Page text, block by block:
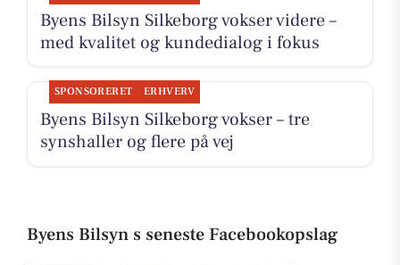
Byens Bilsyn Silkeborg vokser videre –
med kvalitet og kundedialog i fokus
SPONSORERET ERHVERV
Byens Bilsyn Silkeborg vokser – tre
synshaller og flere på vej
Byens Bilsyn s seneste Facebookopslag